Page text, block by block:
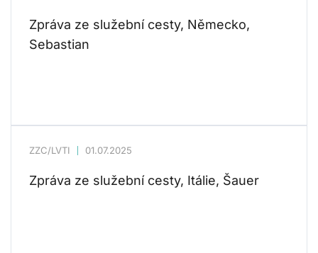
Zpráva ze služební cesty, Německo,
Sebastian
ZZC/LVTI 01.07.2025
Zpráva ze služební cesty, Itálie, Šauer